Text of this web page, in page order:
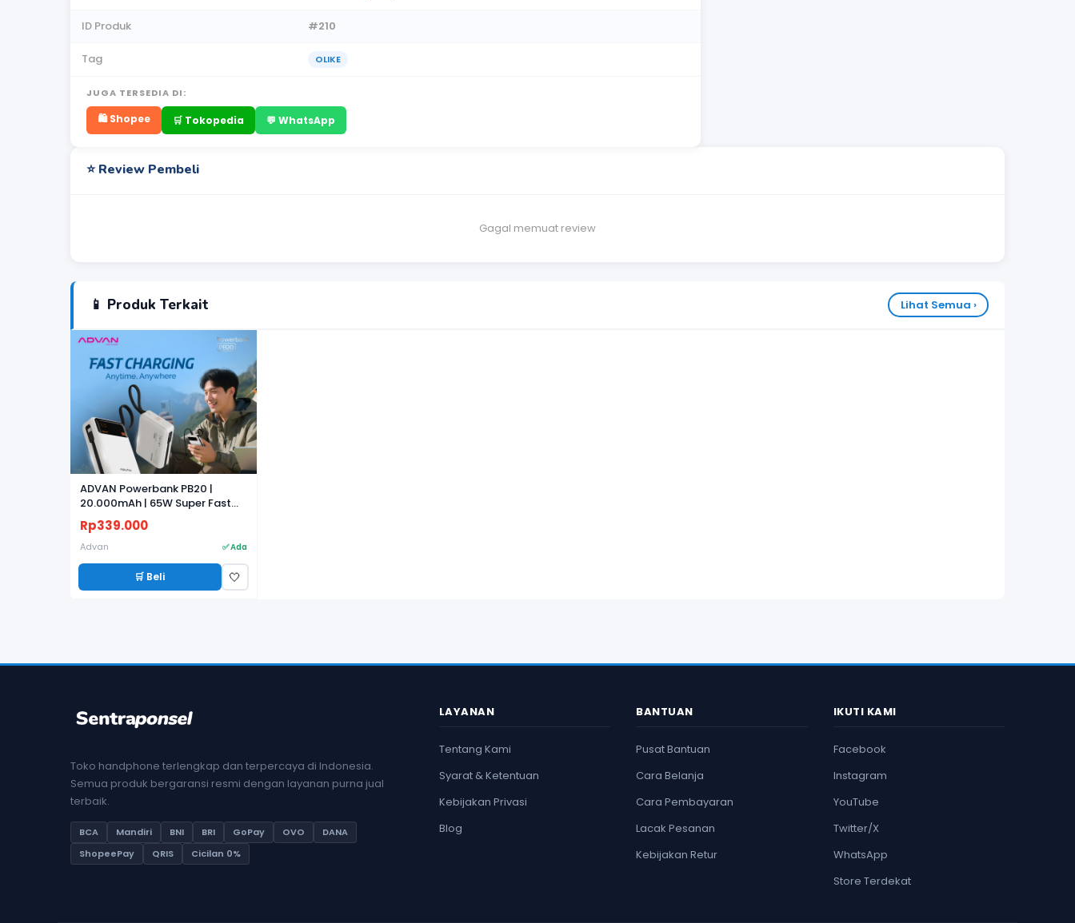
ID Produk #210
Tag OLIKE
JUGA TERSEDIA DI:
🛍️ Shopee 🛒 Tokopedia 💬 WhatsApp
⭐ Review Pembeli
Gagal memuat review
📱 Produk Terkait Lihat Semua ›
ADVAN Powerbank PB20 |
20.000mAh | 65W Super Fast
Charging
Rp339.000
Advan ✅ Ada
🛒 Beli 🤍
Toko handphone terlengkap dan terpercaya di Indonesia.
Semua produk bergaransi resmi dengan layanan purna jual
terbaik.
BCA Mandiri BNI BRI GoPay OVO
DANA
ShopeePay
QRIS Cicilan 0%
LAYANAN
Tentang Kami
Syarat & Ketentuan
Kebijakan Privasi
Blog
BANTUAN
Pusat Bantuan
Cara Belanja
Cara Pembayaran
Lacak Pesanan
Kebijakan Retur
IKUTI KAMI
Facebook
Instagram
YouTube
Twitter/X
WhatsApp
Store Terdekat